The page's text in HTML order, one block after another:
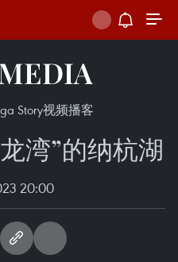
Story视频播客
湾”的纳杭湖
20:00